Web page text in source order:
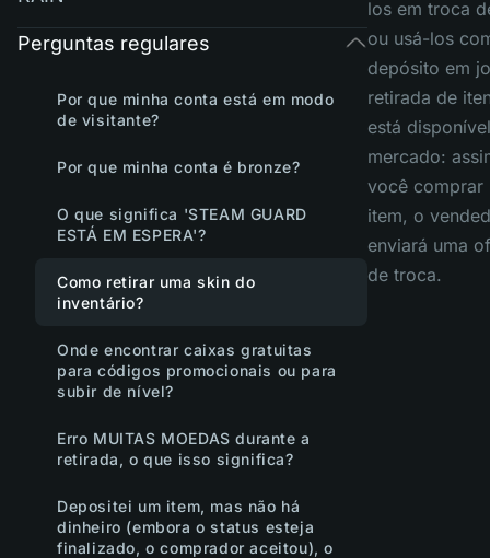
Perguntas regulares
Por que minha conta está em modo
de visitante?
Por que minha conta é bronze?
O que significa 'STEAM GUARD
ESTÁ EM ESPERA'?
Como retirar uma skin do
inventário?
Onde encontrar caixas gratuitas
para códigos promocionais ou para
subir de nível?
Erro MUITAS MOEDAS durante a
retirada, o que isso significa?
Depositei um item, mas não há
dinheiro (embora o status esteja
finalizado, o comprador aceitou), o
los em troca
ou usá-los
depósito em
retirada de
está
mercado:
você comprar
item, o
enviará uma
de troca.